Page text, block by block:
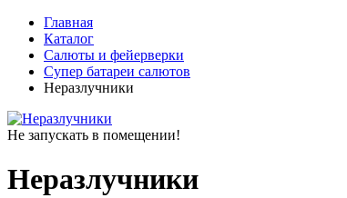
Главная
Каталог
Салюты и фейерверки
Супер батареи салютов
Неразлучники
Не запускать в помещении!
Неразлучники